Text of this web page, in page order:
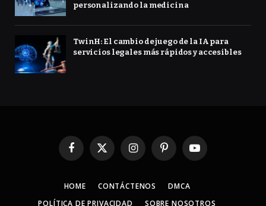
personalizando la medicina
TwinH: El cambio de juego de la IA para
servicios legales más rápidos y accesibles
Facebook
X
InstagramPinterestYouTube
HOME CONTÁCTENOS
DMCA
POLÍTICA DE PRIVACIDAD
SOBRE NOSOTROS